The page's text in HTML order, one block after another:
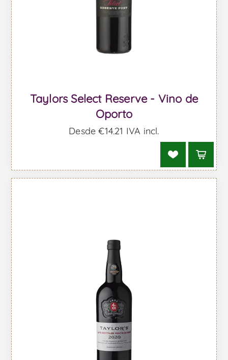
Taylors Select Reserve - Vino de
Oporto
Desde €14,21 IVA incl.